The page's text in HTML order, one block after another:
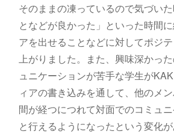
そのままの凍っているので気づい
となどが良かった」といった時間
アを出せることなどに対してポジ
上がりました。また、興味深かっ
ュニケーションが苦手な学生が
ィアの書き込みを通して、他のメ
間が経つにつれて対面でのコミュ
と行えるようになったという変化が